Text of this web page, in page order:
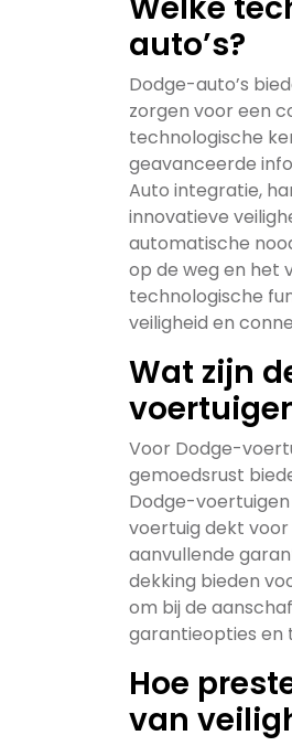
auto’s?
Dodge-auto’s
zorgen voor een
technologische
geavanceerde
Auto integratie,
innovatieve
automatische
op de weg en het
technologische
veiligheid en
Wat zijn
Voor Dodge-
gemoedsrust
Dodge-
voertuig dekt
aanvullende
dekking bieden
om bij de
garantieopties en
Hoe
van